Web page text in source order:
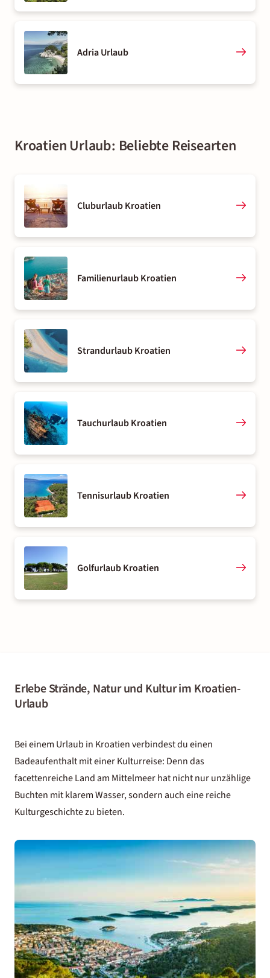
Adria Urlaub
Kroatien Urlaub: Beliebte Reisearten
Cluburlaub Kroatien
Familienurlaub Kroatien
Strandurlaub Kroatien
Tauchurlaub Kroatien
Tennisurlaub Kroatien
Golfurlaub Kroatien
Erlebe Strände, Natur und Kultur im Kroatien-
Urlaub
Bei einem Urlaub in Kroatien verbindest du einen
Badeaufenthalt mit einer Kulturreise: Denn das
facettenreiche Land am Mittelmeer hat nicht nur unzählige
Buchten mit klarem Wasser, sondern auch eine reiche
Kulturgeschichte zu bieten.